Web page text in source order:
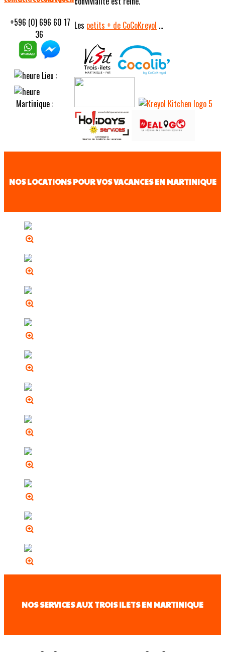
+596 (0) 696 60 17
36
Lieu :
Martinique :
Les petits + de CoCoKreyol ...
NOS LOCATIONS POUR VOS VACANCES EN MARTINIQUE
NOS SERVICES AUX TROIS ILETS EN MARTINIQUE